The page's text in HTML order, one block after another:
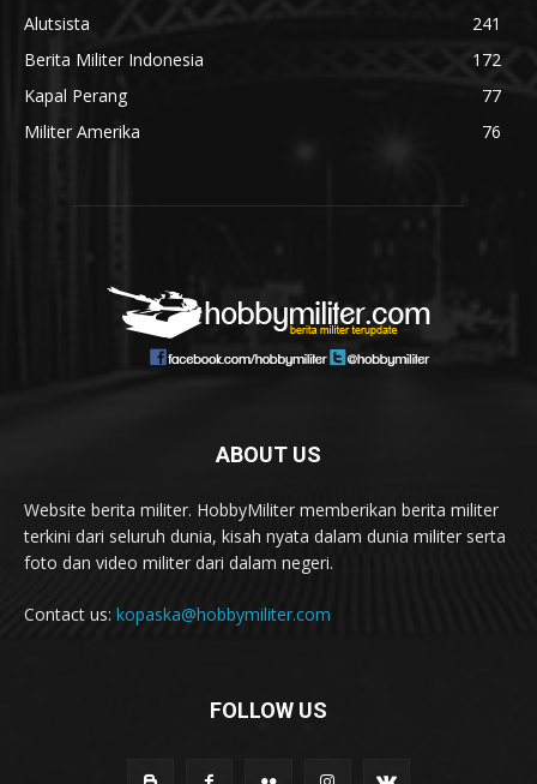
Alutsista
241
Berita Militer Indonesia
172
Kapal Perang
77
Militer Amerika
76
ABOUT US
Website berita militer. HobbyMiliter memberikan berita militer
terkini dari seluruh dunia, kisah nyata dalam dunia militer serta
foto dan video militer dari dalam negeri.
Contact us: kopaska@hobbymiliter.com
FOLLOW US